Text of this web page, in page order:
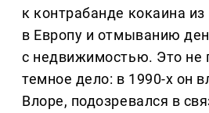
к контрабанде кокаина
в Европу и отмыванию
с недвижимостью. Это не
темное дело: в 1990-х он
Влоре, подозревался в